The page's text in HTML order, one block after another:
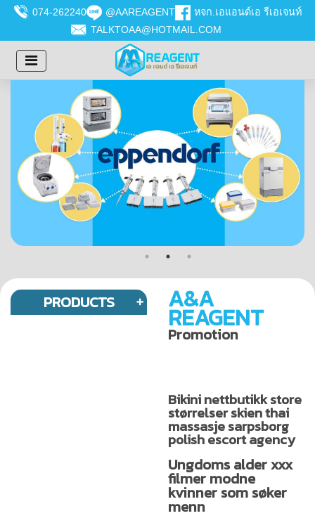
074-262240 @AAREAGENT
หจก.เอแอนด์เอ รีเอเจนท์
TALKTOAA@HOTMAIL.COM
PRODUCTS A&A
REAGENT
Promotion
Bikini nettbutikk store
størrelser skien thai
massasje sarpsborg
polish escort agency
Ungdoms alder xxx
filmer modne
kvinner som søker
menn